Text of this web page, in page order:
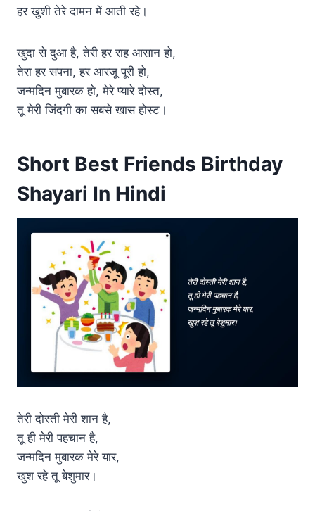
हर खुशी तेरे दामन में आती रहे।
खुदा से दुआ है, तेरी हर राह आसान हो,
तेरा हर सपना, हर आरजू पूरी हो,
जन्मदिन मुबारक हो, मेरे प्यारे दोस्त,
तू मेरी जिंदगी का सबसे खास होस्ट।
Short Best Friends Birthday
Shayari In Hindi
तेरी दोस्ती मेरी शान है,
तू ही मेरी पहचान है,
जन्मदिन मुबारक मेरे यार,
खुश रहे तू बेशुमार।